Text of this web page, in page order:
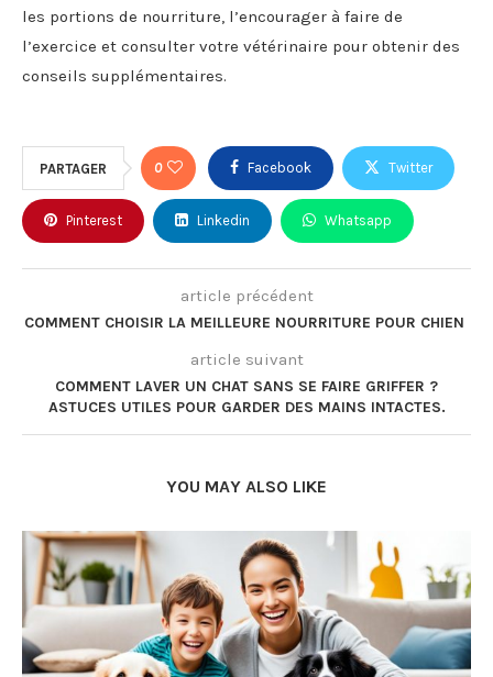
les portions de nourriture, l’encourager à faire de
l’exercice et consulter votre vétérinaire pour obtenir des
conseils supplémentaires.
PARTAGER 0 Facebook Twitter
Pinterest Linkedin Whatsapp
article précédent
COMMENT CHOISIR LA MEILLEURE NOURRITURE POUR CHIEN
article suivant
COMMENT LAVER UN CHAT SANS SE FAIRE GRIFFER ?
ASTUCES UTILES POUR GARDER DES MAINS INTACTES.
YOU MAY ALSO LIKE